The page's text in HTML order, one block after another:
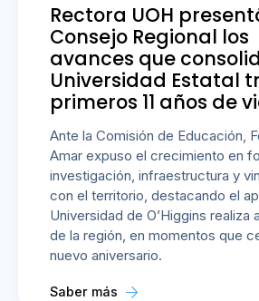
Rectora UOH
Consejo Regional los
avances que
Universidad Estatal
primeros 11 años de
Ante la Comisión de Educación,
Amar expuso el crecimiento en
investigación, infraestructura y
con el territorio, destacando el
Universidad de O’Higgins realiza
de la región, en momentos que
nuevo aniversario.
Saber más